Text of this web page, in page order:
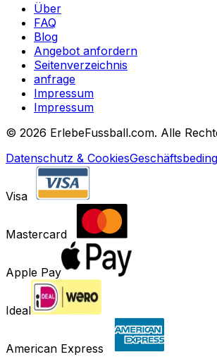
Über
FAQ
Blog
Angebot anfordern
Seitenverzeichnis
anfrage
Impressum
Impressum
© 2026 ErlebeFussball.com. Alle
Datenschutz & Cookies
Visa
Mastercard
Apple Pay
Ideal
American Express